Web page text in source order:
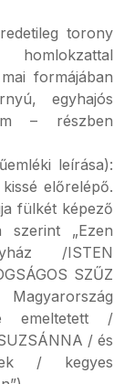
torony
formájában
egyhajós
– részben
leírása):
előrelépő.
fülkét képező
szerint „Ezen
/ISTEN
SZŰZ
emeltetett /
/ és
/ kegyes